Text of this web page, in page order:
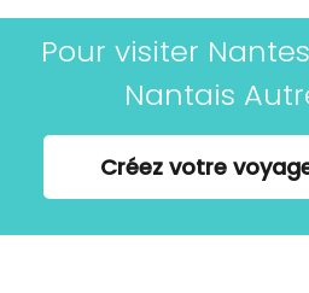
Pour visiter
Nantais
Créez votre